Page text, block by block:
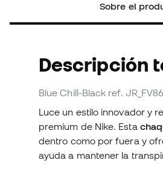
Sobre el
Descripción
Blue Chill-Black ref.
Luce un estilo innovador y
premium de Nike. Esta
dentro como por fuera y
ayuda a mantener la